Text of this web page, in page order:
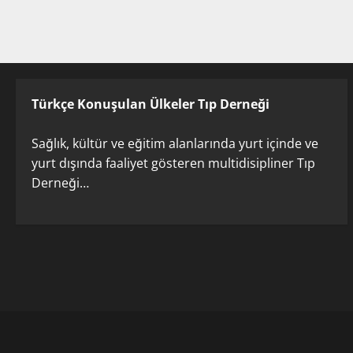
Türkçe Konuşulan Ülkeler Tıp Derneği
Sağlık, kültür ve eğitim alanlarında yurt içinde ve
yurt dışında faaliyet gösteren multidisipliner Tıp
Derneği…